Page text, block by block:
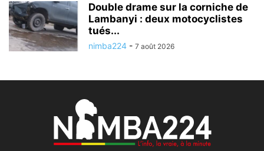
Double drame sur la corniche de
Lambanyi : deux motocyclistes
tués...
nimba224 - 7 août 2026